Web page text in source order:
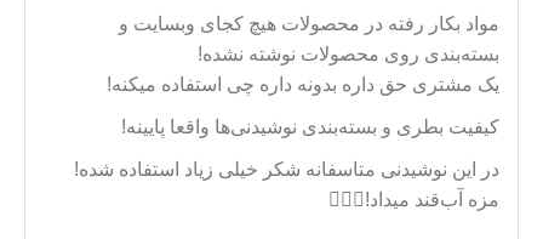
مواد بکار رفته در محصولات هیچ کجای وبسایت و
بسته‌بندی روی محصولات نوشته نشده!
یک مشتری حق داره بدونه داره چی استفاده میکنه!
کیفیت بطری و بسته‌بندی نوشیدنی‌ها واقعا پایینه!
در این نوشیدنی متاسفانه شکر خیلی زیاد استفاده شده!
مزه آب‌قند میداد!🤦🏻‍♀️